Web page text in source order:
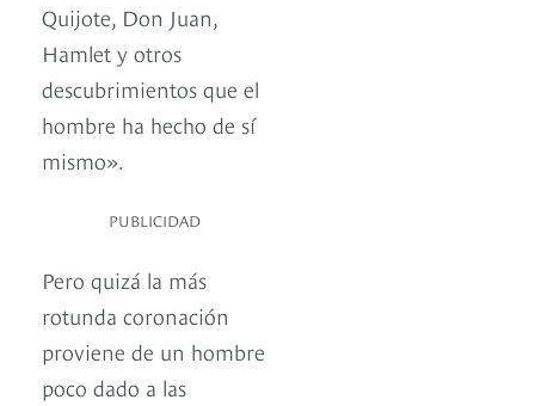
Quijote, Don Juan,
Hamlet y otros
descubrimientos que el
hombre ha hecho de sí
mismo».
PUBLICIDAD
Pero quizá la más
rotunda coronación
proviene de un hombre
poco dado a las